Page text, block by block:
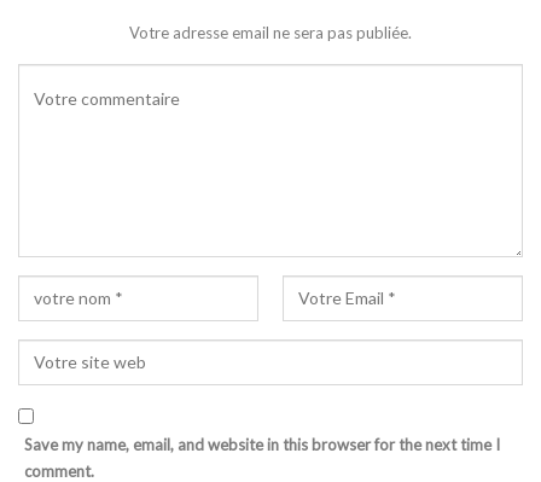
Votre adresse email ne sera pas publiée.
Save my name, email, and website in this browser for the next time I
comment.